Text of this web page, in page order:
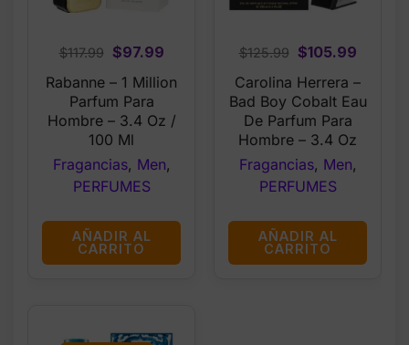
$117.99
Original
price
was:
$117.99.
$97.99Current
$97.99.
Rabanne – 1 Million
Parfum Para
Hombre – 3.4 Oz /
100 Ml
Fragancias, Men,
PERFUMES
AÑADIR AL
CARRITO
$125.99
Original
price
was:
$125.99.
$105.99
is:
Carolina Herrera –
Bad Boy Cobalt Eau
De Parfum Para
Hombre – 3.4 Oz
Fragancias, Men,
PERFUMES
AÑADIR AL
CARRITO